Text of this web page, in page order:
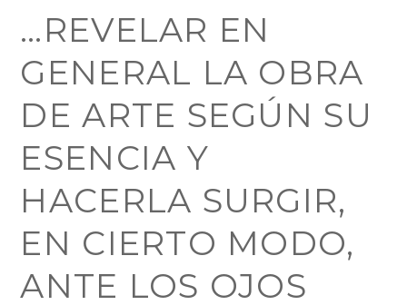
…REVELAR EN
GENERAL LA OBRA
DE ARTE SEGÚN SU
ESENCIA Y
HACERLA SURGIR,
EN CIERTO MODO,
ANTE LOS OJOS